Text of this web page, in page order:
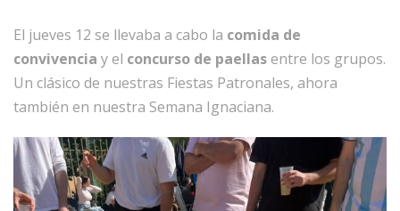
El jueves 12 se llevaba a cabo la comida de
convivencia y el concurso de paellasentre los grupos.
Un clásico de nuestras Fiestas Patronales, ahora
también en nuestra Semana Ignaciana.